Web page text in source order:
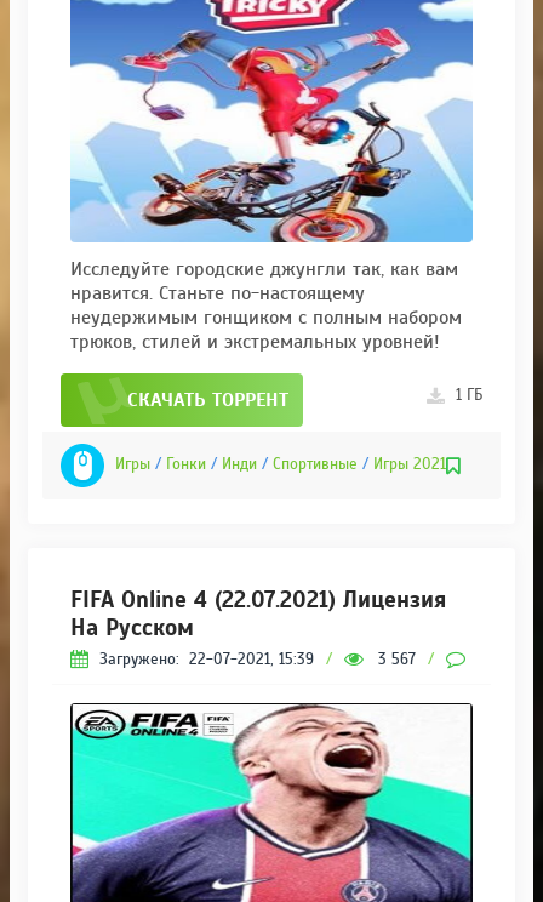
Исследуйте городские джунгли так, как вам
нравится. Станьте по-настоящему
неудержимым гонщиком с полным набором
трюков, стилей и экстремальных уровней!
СКАЧАТЬ ТОРРЕНТ 1 ГБ
Игры / Гонки / Инди / Спортивные / Игры 2021
FIFA Online 4 (22.07.2021) Лицензия
На Русском
Загружено: 22-07-2021, 15:39 / 3 567 /